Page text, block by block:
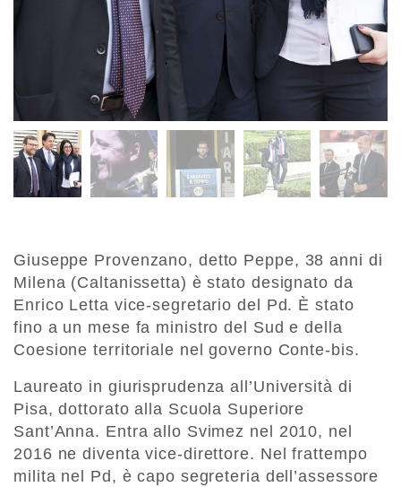
Giuseppe Provenzano, detto Peppe, 38 anni di
Milena (Caltanissetta) è stato designato da
Enrico Letta vice-segretario del Pd. È stato
fino a un mese fa ministro del Sud e della
Coesione territoriale nel governo Conte-bis.
Laureato in giurisprudenza all’Università di
Pisa, dottorato alla Scuola Superiore
Sant’Anna. Entra allo Svimez nel 2010, nel
2016 ne diventa vice-direttore. Nel frattempo
milita nel Pd, è capo segreteria dell’assessore